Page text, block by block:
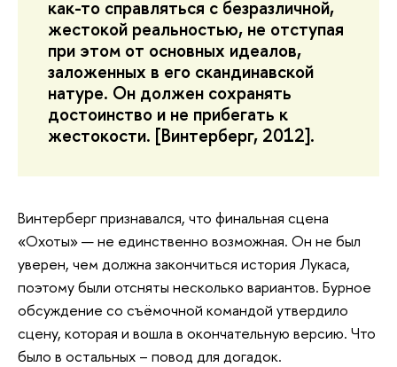
как-то справляться с безразличной,
жестокой реальностью, не отступая
при этом от основных идеалов,
заложенных в его скандинавской
натуре. Он должен сохранять
достоинство и не прибегать к
жестокости. [Винтерберг, 2012].
Винтерберг признавался, что финальная сцена
«Охоты» — не единственно возможная. Он не был
уверен, чем должна закончиться история Лукаса,
поэтому были отсняты несколько вариантов. Бурное
обсуждение со съёмочной командой утвердило
сцену, которая и вошла в окончательную версию. Что
было в остальных – повод для догадок.